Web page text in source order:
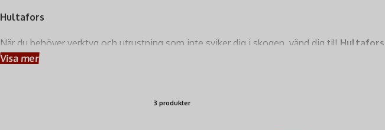
Hultafors
När du behöver verktyg och utrustning som inte sviker dig i skogen, vänd dig till Hultafors
Hultafors är globalt erkänt för sin
Visa mer
3 produkter